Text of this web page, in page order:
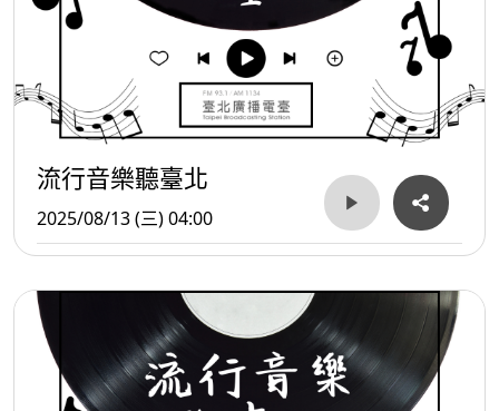
流行音樂聽臺北
2025/08/13 (三) 04:00